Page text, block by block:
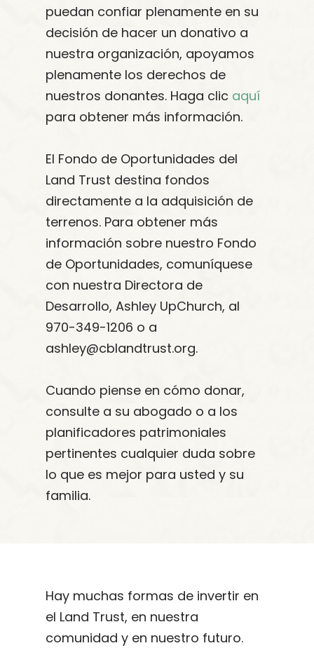
puedan confiar plenamente en su
decisión de hacer un donativo a
nuestra organización, apoyamos
plenamente los derechos de
nuestros donantes. Haga clic aquí
para obtener más información.
El Fondo de Oportunidades del
Land Trust destina fondos
directamente a la adquisición de
terrenos. Para obtener más
información sobre nuestro Fondo
de Oportunidades, comuníquese
con nuestra Directora de
Desarrollo, Ashley UpChurch, al
970-349-1206 o a
ashley@cblandtrust.org.
Cuando piense en cómo donar,
consulte a su abogado o a los
planificadores patrimoniales
pertinentes cualquier duda sobre
lo que es mejor para usted y su
familia.
Hay muchas formas de invertir en
el Land Trust, en nuestra
comunidad y en nuestro futuro.